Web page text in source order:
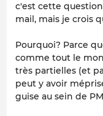
c'est cette
mail, mais je crois
Pourquoi? Parce
comme tout le
très partielles (et
peut y avoir
guise au sein de